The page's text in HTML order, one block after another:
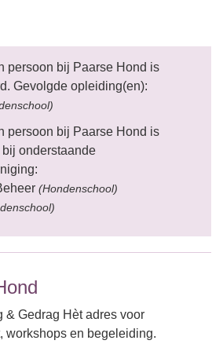
persoon bij Paarse Hond is
Gevolgde opleiding(en):
persoon bij Paarse Hond is
onderstaande
(Hondenschool)
& Gedrag Hèt adres voor
workshops en begeleiding.